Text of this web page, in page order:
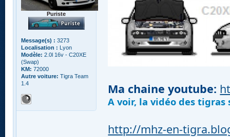
Puriste
Message(s) : 3273
Localisation : Lyon
Modèle: 2.0l 16v - C20XE
(Swap)
KM: 72000
Autre voiture: Tigra Team
1.4
Ma chaine youtube:
A voir, la vidéo des tigras
http://mhz-en-